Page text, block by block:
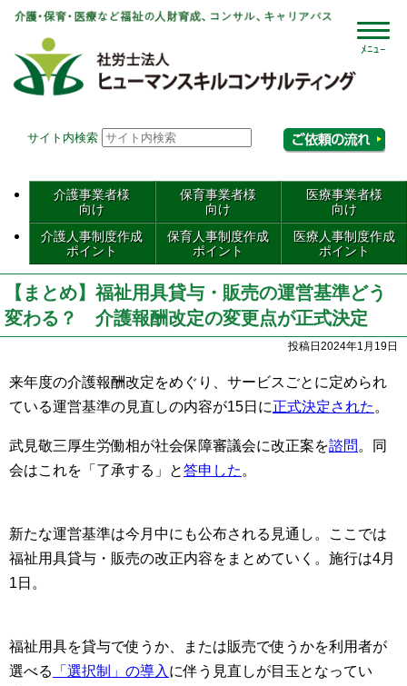
サイト内検索
介護事業者様
向け
保育事業者様
向け
医療事業者様
向け
介護人事制度作成
ポイント
保育人事制度作成
ポイント
医療人事制度作成
ポイント
【まとめ】福祉用具貸与・販売の運営基準どう
変わる？ 介護報酬改定の変更点が正式決定
投稿日2024年1月19日
来年度の介護報酬改定をめぐり、サービスごとに定められ
ている運営基準の見直しの内容が15日に正式決定された 。
武見敬三厚生労働相が社会保障審議会に改正案を諮問 。同
会はこれを「了承する」と答申した 。
新たな運営基準は今月中にも公布される見通し。ここでは
福祉用具貸与・販売の改正内容をまとめていく。施行は4月
1日。
福祉用具を貸与で使うか、または販売で使うかを利用者が
選べる
「選択制」の導入 に伴う見直しが目玉となってい